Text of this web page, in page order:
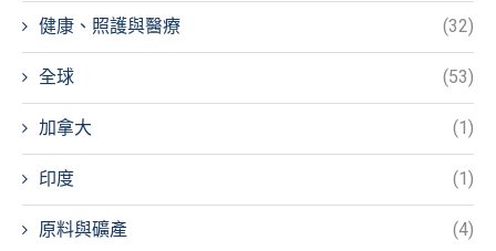
健康、照護與醫療 (32)
全球 (53)
加拿大 (1)
印度 (1)
原料與礦產 (4)